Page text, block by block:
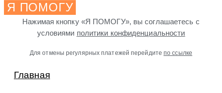
Я ПОМОГУ
Нажимая кнопку «Я ПОМОГУ», вы соглашаетесь с
условиями политики конфиденциальности
Для отмены регулярных платежей перейдитепо ссылке
Главная